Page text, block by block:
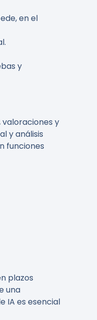
en el
y
y
y análisis
funciones
plazos
una
IA es esencial